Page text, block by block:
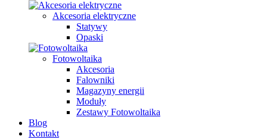
Akcesoria elektryczne
Statywy
Opaski
Fotowoltaika
Akcesoria
Falowniki
Magazyny energii
Moduły
Zestawy Fotowoltaika
Blog
Kontakt